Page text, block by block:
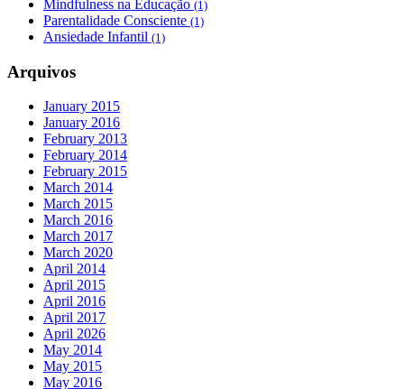
Mindfulness na Educação (1)
Parentalidade Consciente (1)
Ansiedade Infantil (1)
Arquivos
January 2015
January 2016
February 2013
February 2014
February 2015
March 2014
March 2015
March 2016
March 2017
March 2020
April 2014
April 2015
April 2016
April 2017
April 2026
May 2014
May 2015
May 2016